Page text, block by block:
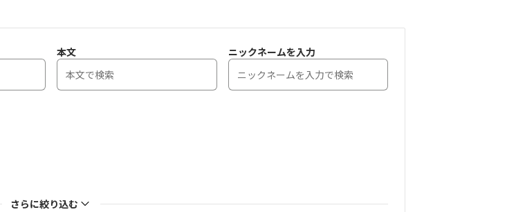
本文 ニックネームを入力
さらに絞り込む